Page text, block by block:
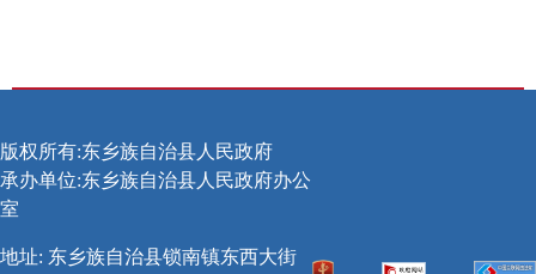
版权所有:东乡族自治县人民政府
承办单位:东乡族自治县人民政府办公
室
地址: 东乡族自治县锁南镇东西大街